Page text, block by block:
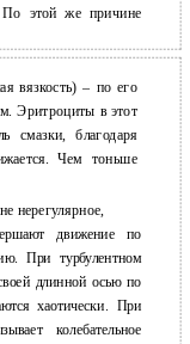
этой же причине
вязкость) – по его
Эритроциты в этот
смазки, благодаря
Чем тоньше
нерегулярное,
движение по
При турбулентном
длинной осью по
хаотически. При
колебательное